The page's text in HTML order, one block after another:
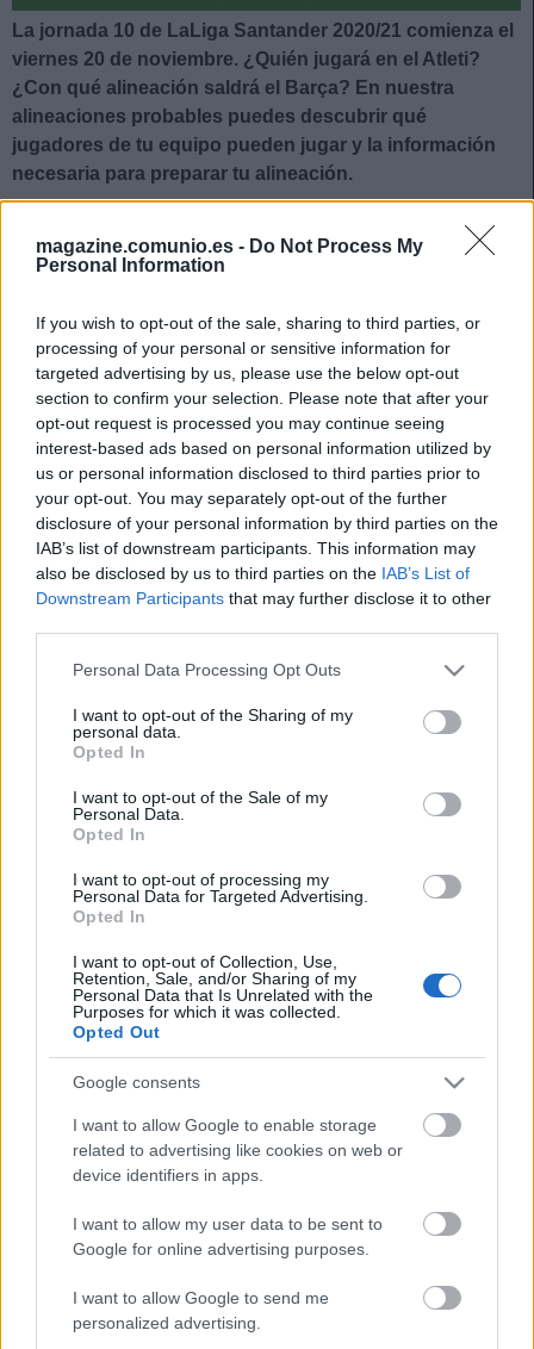
magazine.comunio.es - Do Not Process My
Personal Information
If you wish to opt-out of the sale, sharing to third parties, or
processing of your personal or sensitive information for
targeted advertising by us, please use the below opt-out
section to confirm your selection. Please note that after your
opt-out request is processed you may continue seeing
interest-based ads based on personal information utilized by
us or personal information disclosed to third parties prior to
your opt-out. You may separately opt-out of the further
disclosure of your personal information by third parties on the
IAB’s list of downstream participants. This information may
also be disclosed by us to third parties on the IAB’s List of
Downstream Participants that may further disclose it to other
Please note that this website/app uses one or more Google
not limited to your visit or usage behaviour. You may click to
grant or deny consent to Google and its third-party tags to
use your data for below specified purposes in below Google
consent section.
Personal Data Processing Opt Outs
I want to opt-out of the Sharing of my
personal data.
Opted In
I want to opt-out of the Sale of my
Personal Data.
Opted In
I want to opt-out of processing my
Personal Data for Targeted Advertising.
Opted In
I want to opt-out of Collection, Use,
Retention, Sale, and/or Sharing of my
Personal Data that Is Unrelated with the
Purposes for which it was collected.
Opted Out
Google consents
I want to allow Google to enable storage
related to advertising like cookies on web or
device identifiers in apps.
I want to allow my user data to be sent to
Google for online advertising purposes.
I want to allow Google to send me
personalized advertising.
La jornada 10 de LaLiga Santander 2020/21 comienza el
viernes 20 de noviembre. ¿Quién jugará en el Atleti?
¿Con qué alineación saldrá el Barça? En nuestra
alineaciones probables puedes descubrir qué
jugadores de tu equipo pueden jugar y la información
necesaria para preparar tu alineación.
Alineación:Oblak – Trippier, Giménez, Savic, Hermoso –
Joao Félix.
Estos jugadores son baja:Vitolo (lesión muscular),
Vrsaljko (rodilla), Diego Costa (lesión muscular), Luis
Suárez (COVID-19), Héctor Herrera (lesión muscular),
Torreira (COVID-19).
Estos jugadores son duda:
Cambios en la alineación:Simeone ha perdido varios
jugadores en el parón. Luis Suárez y Lucas Torreira dieron
Simeone en los entrenamientos será titular.
Actualidad Comunio: un mes sin Fede, cuatro sin
Los últimos días están siendo
complicados para todos los clubes
algunas de ellas importantes como
es el caso del Real Madrid con
análisis de las lesiones y el tiempo
que podrían estar de baja.
Posible alineación Barcelona
Alineación:Ter Stegen – Sergi Roberto, Piqué, Lenglet,
Jordi Alba – Pjanic, Frenkie de Jong, Pedri (Coutinho) –
Estos jugadores son baja:
Ansu Fati (rodilla), Araujo
Estos jugadores son duda: